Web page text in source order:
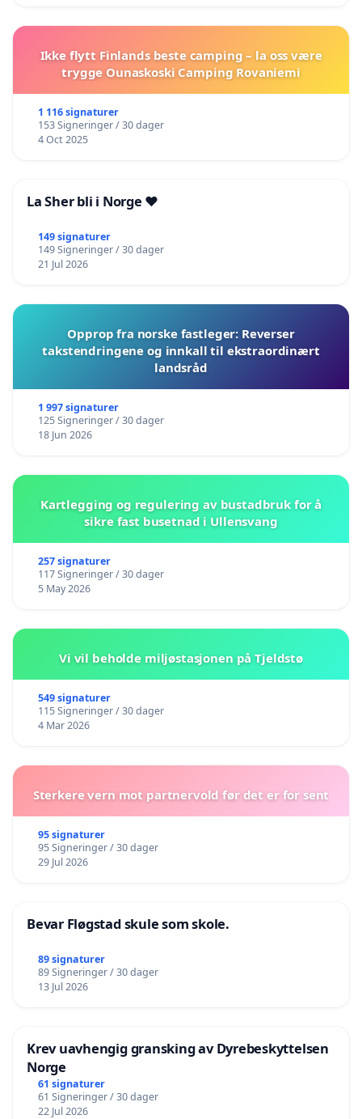
Ikke flytt Finlands beste camping – la oss være
trygge Ounaskoski Camping Rovaniemi
1 116 signaturer
153 Signeringer / 30 dager
4 Oct 2025
La Sher bli i Norge ❤️
149 signaturer
149 Signeringer / 30 dager
21 Jul 2026
Opprop fra norske fastleger: Reverser
takstendringene og innkall til ekstraordinært
landsråd
1 997 signaturer
125 Signeringer / 30 dager
18 Jun 2026
Kartlegging og regulering av bustadbruk for å
sikre fast busetnad i Ullensvang
257 signaturer
117 Signeringer / 30 dager
5 May 2026
Vi vil beholde miljøstasjonen på Tjeldstø
549 signaturer
115 Signeringer / 30 dager
4 Mar 2026
Sterkere vern mot partnervold før det er for sent
95 signaturer
95 Signeringer / 30 dager
29 Jul 2026
Bevar Fløgstad skule som skole.
89 signaturer
89 Signeringer / 30 dager
13 Jul 2026
Krev uavhengig gransking av Dyrebeskyttelsen
Norge
61 signaturer
61 Signeringer / 30 dager
22 Jul 2026